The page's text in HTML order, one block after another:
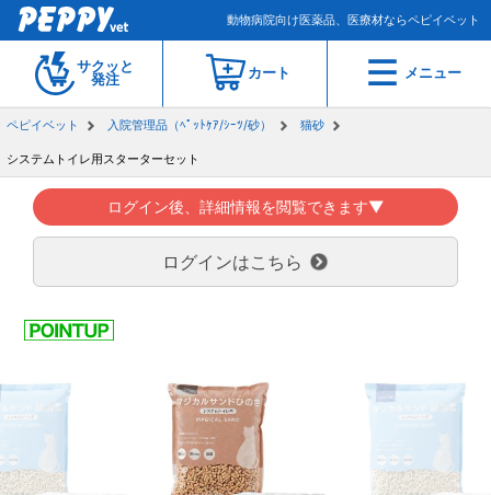
動物病院向け医薬品、医療材ならペピイベット
サクッと
発注
カート メニュー
ペピイベット 入院管理品（ﾍﾟｯﾄｹｱ/ｼｰﾂ/砂） 猫砂
システムトイレ用スターターセット
ログイン後、詳細情報を閲覧できます▼
ログインはこちら